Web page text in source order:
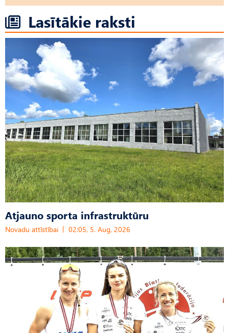
Lasītākie raksti
Atjauno sporta infrastruktūru
Novadu attīstībai 02:05, 5. Aug, 2026